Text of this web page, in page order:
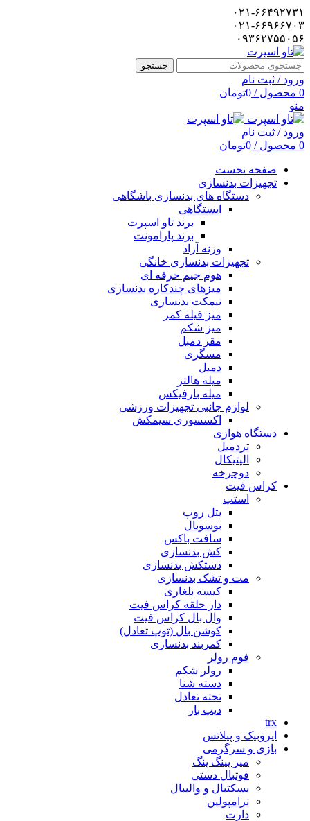
۰۲۱-۶۶۴۹۲۷۳۱
۰۲۱-۶۶۹۶۶۷۰۳
۰۹۳۶۲۷۵۵۰۵۶
جستجو
ورود / ثبت نام
0 محصول / تومان0
منو
ورود / ثبت نام
0 محصول / تومان0
صفحه نخست
تجهیزات بدنسازی
دستگاه های بدنسازی باشگاهی
ایستگاهی
برند تاو اسپرت
برند پارامونت
وزنه آزاد
تجهیزات بدنسازی خانگی
هوم جیم حرفه ای
میزهای چندکاره بدنسازی
نیمکت بدنسازی
میز فیله کمر
میز شکم
مقر دمبل
مسگری
دمبل
میله هالتر
میله بارفیکس
لوازم جانبی تجهیزات ورزشی
اکسسوری سیمکش
دستگاه هوازی
تردمیل
الپتیکال
دوچرخه
کراس فیت
استپ
بتل روپ
بوسوبال
سافت باکس
کش بدنسازی
دستکش بدنسازی
مت و تشک بدنسازی
کیسه بلغاری
دار حلقه کراس فیت
وال بال کراس فیت
کوشن بال (توپ تعادل)
کمربند بدنسازی
فوم رولر
رولر شکم
دسته شنا
تخته تعادل
دیپ بار
trx
ایروبیک و پیلاتس
بازی و سرگرمی
میز پینگ پنگ
فوتبال دستی
بسکتبال و والیبال
ترامپولین
دارت